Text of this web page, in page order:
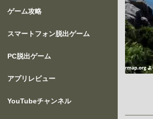
ゲーム攻略
スマートフォン脱出ゲーム
PC脱出ゲーム
アプリレビュー
YouTubeチャンネル